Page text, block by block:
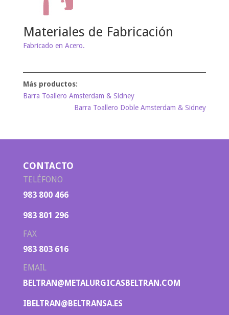
Materiales de Fabricación
Fabricado en Acero.
Barra Toallero Amsterdam & Sidney
Barra Toallero Doble Amsterdam & Sidney
CONTACTO
TELÉFONO
983 800 466
983 801 296
FAX
983 803 616
EMAIL
BELTRAN@METALURGICASBELTRAN.COM
IBELTRAN@BELTRANSA.ES